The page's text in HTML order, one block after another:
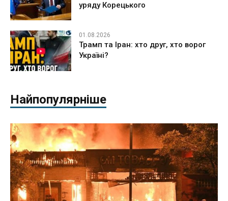
уряду Корецького
01.08.2026
Трамп та Іран: хто друг, хто ворог
Україні?
Найпопулярніше